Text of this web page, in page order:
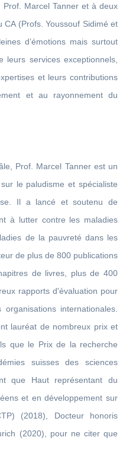
Marcel Tanner et à deux
(Profs. Youssouf Sidimé et
d’émotions mais surtout
leurs services exceptionnels,
et leurs contributions
et au rayonnement du
Prof. Marcel Tanner est un
le paludisme et spécialiste
Il a lancé et soutenu de
à lutter contre les maladies
de la pauvreté dans les
de plus de 800 publications
de livres, plus de 400
rapports d'évaluation pour
internationales.
lauréat de nombreux prix et
que le Prix de la recherche
suisses des sciences
que Haut représentant du
et en développement sur
(2018), Docteur honoris
(2020), pour ne citer que